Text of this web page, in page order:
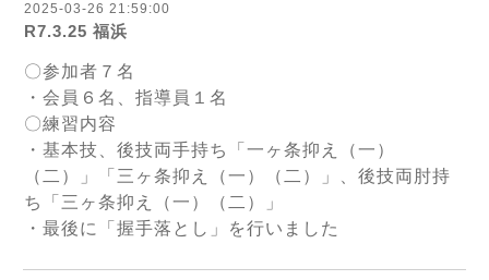
2025-03-26 21:59:00
R7.3.25 福浜
〇参加者７名
・会員６名、指導員１名
〇練習内容
・基本技、後技両手持ち「一ヶ条抑え（一）
（二）」「三ヶ条抑え（一）（二）」、後技両肘持
ち「三ヶ条抑え（一）（二）」
・最後に「握手落とし」を行いました